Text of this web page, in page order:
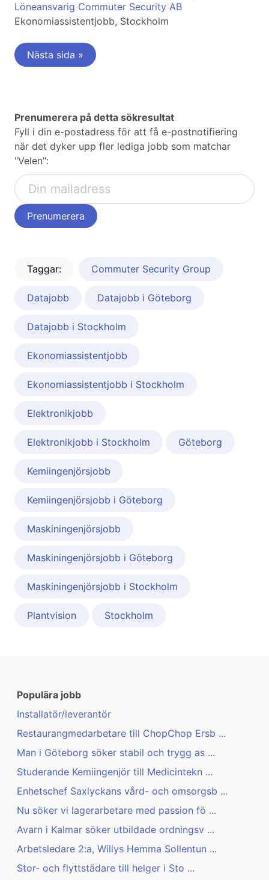
Löneansvarig Commuter Security AB
Ekonomiassistentjobb, Stockholm
Nästa sida »
Prenumerera på detta sökresultat
Fyll i din e-postadress för att få e-postnotifiering
när det dyker upp fler lediga jobb som matchar
"Velen":
Taggar: Commuter Security Group
Datajobb Datajobb i Göteborg
Datajobb i Stockholm
Ekonomiassistentjobb
Ekonomiassistentjobb i Stockholm
Elektronikjobb
Elektronikjobb i Stockholm Göteborg
Kemiingenjörsjobb
Kemiingenjörsjobb i Göteborg
Maskiningenjörsjobb
Maskiningenjörsjobb i Göteborg
Maskiningenjörsjobb i Stockholm
Plantvision Stockholm
Populära jobb
Installatör/leverantör
Restaurangmedarbetare till ChopChop Ersb ...
Man i Göteborg söker stabil och trygg as ...
Studerande Kemiingenjör till Medicintekn ...
Enhetschef Saxlyckans vård- och omsorgsb ...
Nu söker vi lagerarbetare med passion fö ...
Avarn i Kalmar söker utbildade ordningsv ...
Arbetsledare 2:a, Willys Hemma Sollentun ...
Stor- och flyttstädare till helger i Sto ...